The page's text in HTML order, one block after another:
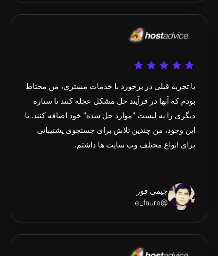
با تجربه قبلی در برخورد با خدمات مشتری، من محتاط
بودم که آنها در فرآیند حل مشکل عجله کنند تا ستاره
دیگری را به لیست "موارد حل شده" خود اضافه کنند. با
این وجود، من چندین تلاش برای جستجوی پشتیبانی
برای انواع مختلف وب سایت ها داشتم.
جیمی فور
@e_faure